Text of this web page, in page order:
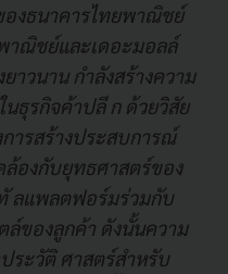
องธนาคารไทยพาณิชย์
าณิชย์และเดอะมอลล์
าวนาน กำลังสร้างความ
นธุรกิจค้าปลี ก ด้วยวิสัย
ารสร้างประสบการณ์
องกับยุทธศาสตร์ของ
ลแพลตฟอร์มร่วมกับ
ของลูกค้า ดังนั้นความ
ระวัติ ศาสตร์สำหรับ